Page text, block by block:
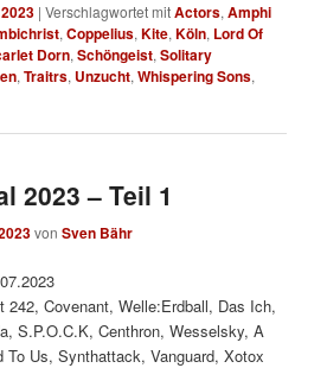
|Verschlagwortet mitActors,Amphi
,Coppelius,Kite,Köln, Lord Of
Dorn,Schöngeist,Solitary
,Traitrs, Unzucht,Whispering Sons,
2023 – Teil 1
vonSven Bähr
242, Covenant, Welle:Erdball, Das Ich,
S.P.O.C.K, Centhron, Wesselsky, A
To Us, Synthattack, Vanguard, Xotox